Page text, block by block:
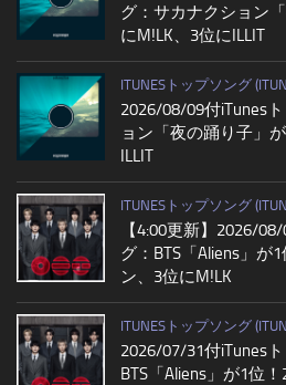
グ：サカナクション
にM!LK、3位にILLIT
ITUNESトップソング
2026/08/09付iTunes
ョン「夜の踊り子」
ILLIT
ITUNESトップソング
【4:00更新】2026/
グ：BTS「Aliens」が
ン、3位にM!LK
ITUNESトップソング
2026/07/31付iTunes
BTS「Aliens」が1位